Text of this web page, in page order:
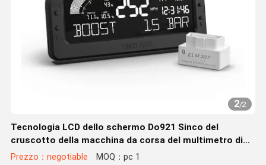
2/2
Tecnologia LCD dello schermo Do921 Sinco del
cruscotto della macchina da corsa del multimetro di
OBD2 Rpm9000
Prezzo：negotiable MOQ：pc 1